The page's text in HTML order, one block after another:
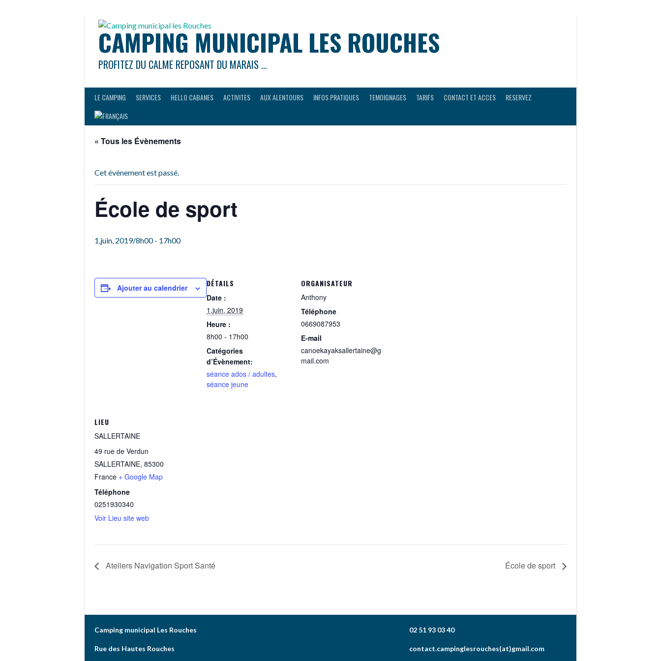
CAMPING MUNICIPAL LES ROUCHES
PROFITEZ DU CALME REPOSANT DU MARAIS …
LE CAMPING SERVICES HELLO CABANES ACTIVITES AUX ALENTOURS INFOS PRATIQUES TEMOIGNAGES TARIFS CONTACT ET ACCES RESERVEZ
« Tous les Évènements
Cet évènement est passé.
École de sport
1,juin, 2019/8h00- 17h00
Ajouter au calendrier DÉTAILS
Date :
1,juin, 2019
Heure :
8h00 - 17h00
Catégories
d’Évènement:
séance ados / adultes,
séance jeune
ORGANISATEUR
Anthony
Téléphone
0669087953
E-mail
canoekayaksallertaine@g
mail.com
LIEU
SALLERTAINE
49 rue de Verdun
SALLERTAINE, 85300
France + Google Map
Téléphone
0251930340
Voir Lieu site web
Ateliers Navigation Sport Santé École de sport
Camping municipal Les Rouches
Rue des Hautes Rouches
02 51 93 03 40
contact.campinglesrouches(at)gmail.com